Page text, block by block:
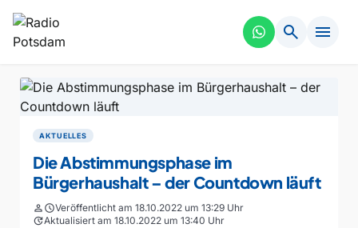
search menu
AKTUELLES
Die Abstimmungsphase im
Bürgerhaushalt – der Countdown läuft
personscheduleVeröffentlicht am 18.10.2022 um 13:29 Uhr
updateAktualisiert am 18.10.2022 um 13:40 Uhr